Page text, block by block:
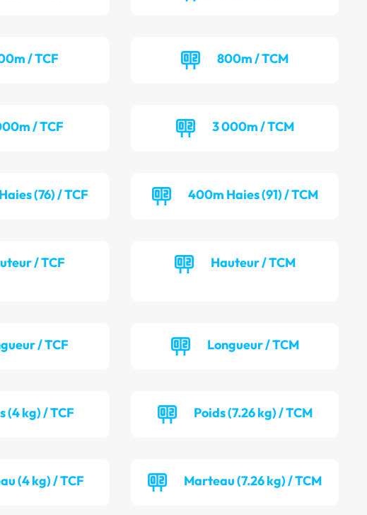
/ TCF 800m / TCM
/ TCF 3 000m / TCM
(76) / TCF 400m Haies (91) / TCM
/ TCF Hauteur / TCM
/ TCF Longueur / TCM
(4 kg) / TCF Poids (7.26 kg) / TCM
(4 kg) / TCF Marteau (7.26 kg) / TCM